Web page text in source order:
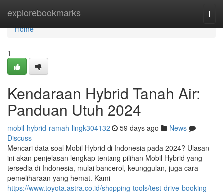
explorebookmarks
Home
Home
1
Kendaraan Hybrid Tanah Air:
Panduan Utuh 2024
mobil-hybrid-ramah-lingk304132 59 days ago
News
Discuss
Mencari data soal Mobil Hybrid di Indonesia pada 2024? Ulasan
ini akan penjelasan lengkap tentang pilihan Mobil Hybrid yang
tersedia di Indonesia, mulai banderol, keunggulan, juga cara
pemeliharaan yang hemat. Kami
https://www.toyota.astra.co.id/shopping-tools/test-drive-booking